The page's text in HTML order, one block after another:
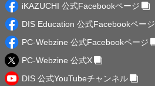
iKAZUCHI 公式Facebookページ
DIS Education 公式Facebookページ
PC-Webzine 公式Facebookページ
PC-Webzine 公式X
DIS 公式YouTubeチャンネル